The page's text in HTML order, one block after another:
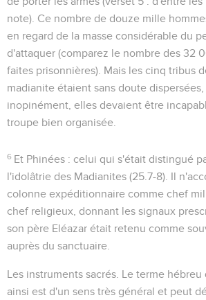
note). Ce nombre de douze mille
en regard de la masse considérable du
d'attaquer (comparez le nombre des 32
faites prisonnières). Mais les cinq tribus
madianite étaient sans doute
inopinément, elles devaient être
troupe bien organisée.
6 Et Phinées : celui qui s'était distingué
l'idolâtrie des Madianites (25.7-8). Il
colonne expéditionnaire comme chef
chef religieux, donnant les signaux
son père Eléazar était retenu comme
auprès du sanctuaire.
Les instruments sacrés . Le terme
ainsi est d'un sens très général et peut